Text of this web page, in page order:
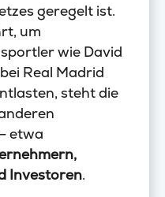
geregelt ist.
um
wie David
Real Madrid
steht die
etwa
Investoren.